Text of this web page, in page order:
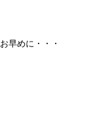
早めに・・・